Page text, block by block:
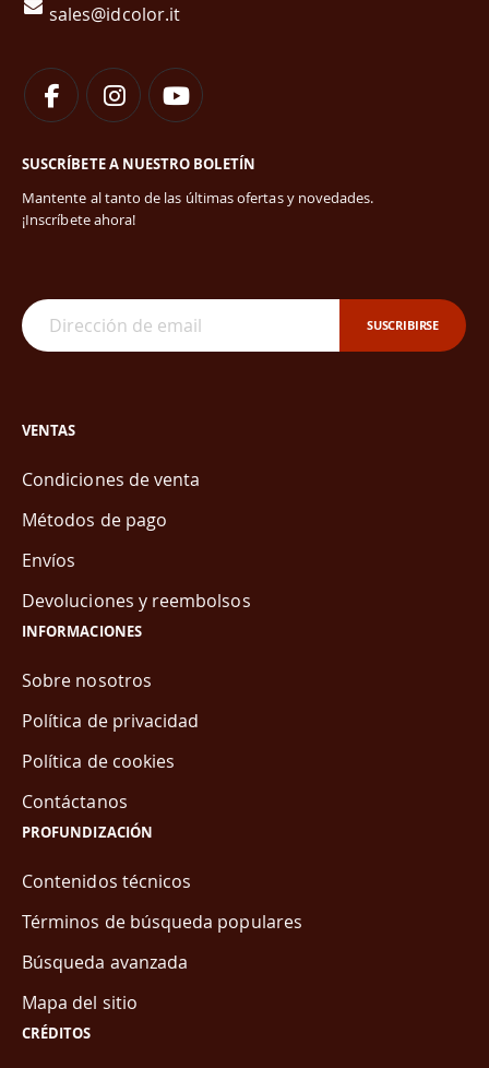
sales@idcolor.it
SUSCRÍBETE A NUESTRO BOLETÍN
Mantente al tanto de las últimas ofertas y novedades.
¡Inscríbete ahora!
SUSCRIBIRSE
VENTAS
Condiciones de venta
Métodos de pago
Envíos
Devoluciones y reembolsos
INFORMACIONES
Sobre nosotros
Política de privacidad
Política de cookies
Contáctanos
PROFUNDIZACIÓN
Contenidos técnicos
Términos de búsqueda populares
Búsqueda avanzada
Mapa del sitio
CRÉDITOS